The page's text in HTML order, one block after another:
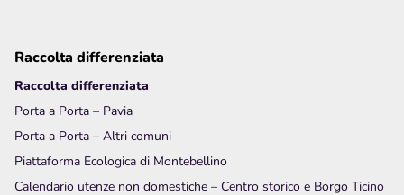
Inviaci una richiesta
Raccolta differenziata
Raccolta differenziata
Porta a Porta – Pavia
Porta a Porta – Altri comuni
Piattaforma Ecologica di Montebellino
Calendario utenze non domestiche – Centro storico e Borgo Ticino